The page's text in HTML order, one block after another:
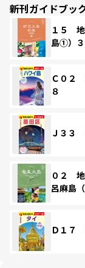
新刊ガイドブッ
１５
島①）
Ｃ０２
８
Ｊ３３
０２
呂麻島
Ｄ１７